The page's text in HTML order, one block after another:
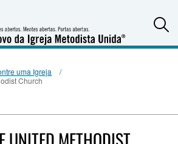
uma Igreja
Church